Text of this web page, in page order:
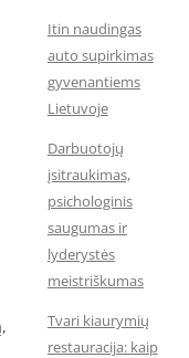
Itin naudingas
auto supirkimas
gyvenantiems
Lietuvoje
Darbuotojų
įsitraukimas,
psichologinis
saugumas ir
lyderystės
meistriškumas
Tvari kiaurymių
restauracija: kaip